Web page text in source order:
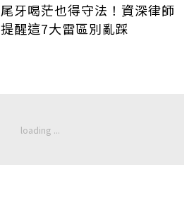
尾牙喝茫也得守法！資深律師
提醒這7大雷區別亂踩